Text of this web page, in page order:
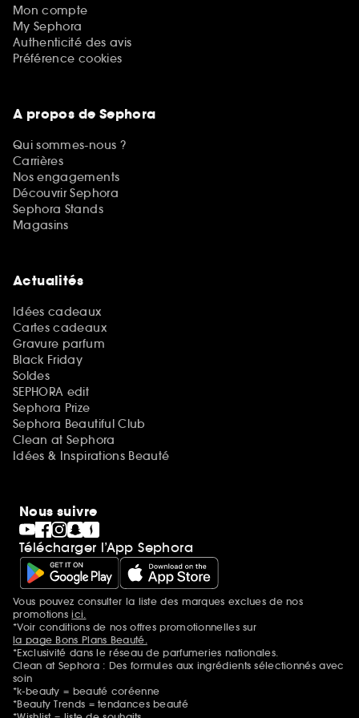
Mon compte
My Sephora
Authenticité des avis
Préférence cookies
A propos de Sephora
Qui sommes-nous ?
Carrières
Nos engagements
Découvrir Sephora
Sephora Stands
Magasins
Actualités
Idées cadeaux
Cartes cadeaux
Gravure parfum
Black Friday
Soldes
SEPHORA edit
Sephora Prize
Sephora Beautiful Club
Clean at Sephora
Idées & Inspirations Beauté
Nous suivre
Télécharger l’App Sephora
Mentions additionnelles
Vous pouvez consulter la liste des marques exclues de nos
promotionsici.
*Voir conditions de nos offres promotionnelles sur
la page Bons Plans Beauté.
*Exclusivité dans le réseau de parfumeries nationales.
Clean at Sephora : Des formules aux ingrédients sélectionnés avec
soin
*k-beauty = beauté coréenne
*Beauty Trends = tendances beauté